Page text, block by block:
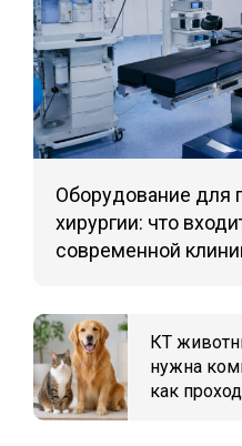
Оборудование для
хирургии: что
современной
КТ
нужна
как